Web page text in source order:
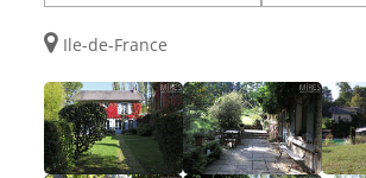
Ile-de-France